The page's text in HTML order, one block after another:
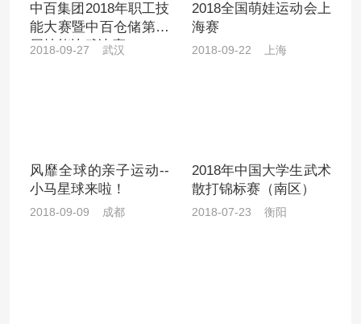
中百集团2018年职工技
能大赛暨中百仓储第二
届技能比武决赛
2018-09-27 武汉
2018全国萌娃运动会上
海赛
2018-09-22 上海
风靡全球的亲子运动--
小马星球来啦！
2018-09-09 成都
2018年中国大学生武术
散打锦标赛（南区）
2018-07-23 衡阳